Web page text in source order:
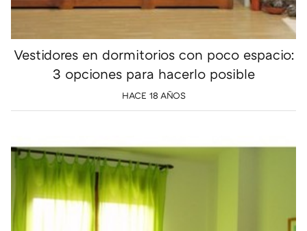
Vestidores en dormitorios con poco espacio:
3 opciones para hacerlo posible
HACE 18 AÑOS